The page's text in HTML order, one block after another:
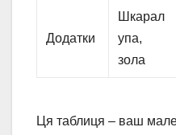
Додатки
Шкарал
упа,
зола
Ця таблиця – ваш